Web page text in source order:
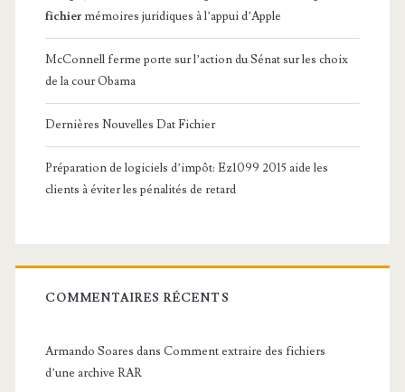
fichier mémoires juridiques à l’appui d’Apple
McConnell ferme porte sur l’action du Sénat sur les choix
de la cour Obama
Dernières Nouvelles Dat Fichier
Préparation de logiciels d’impôt: Ez1099 2015 aide les
clients à éviter les pénalités de retard
COMMENTAIRES RÉCENTS
Armando Soares dans Comment extraire des fichiers
d’une archive RAR